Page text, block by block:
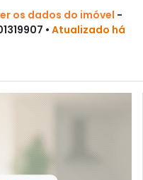
os dados do imóvel -
• Atualizado há